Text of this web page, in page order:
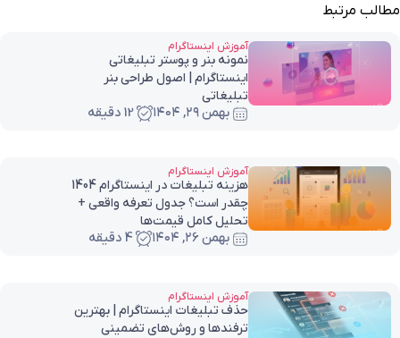
مطالب مرتبط
آموزش اینستاگرام
نمونه بنر و پوستر تبلیغاتی
اینستاگرام | اصول طراحی بنر
تبلیغاتی
بهمن ۲۹, ۱۴۰۴ 12 دقیقه
آموزش اینستاگرام
هزینه تبلیغات در اینستاگرام 1404
چقدر است؟ جدول تعرفه واقعی +
تحلیل کامل قیمت‌ها
بهمن ۲۶, ۱۴۰۴ 4 دقیقه
آموزش اینستاگرام
حذف تبلیغات اینستاگرام | بهترین
ترفندها و روش‌های تضمینی